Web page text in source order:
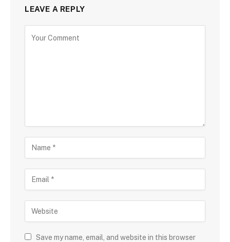
LEAVE A REPLY
Save my name, email, and website in this browser